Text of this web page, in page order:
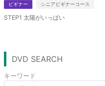
ビギナー シニアビギナーコース
STEP1 太陽がいっぱい
DVD SEARCH
キーワード